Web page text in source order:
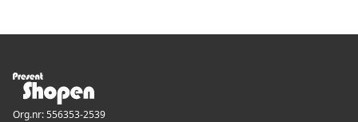
Org.nr: 556353-2539